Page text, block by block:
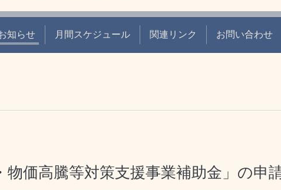
知らせ 月間スケジュール 関連リンク お問い合わせ
物価高騰等対策支援事業補助金」の申